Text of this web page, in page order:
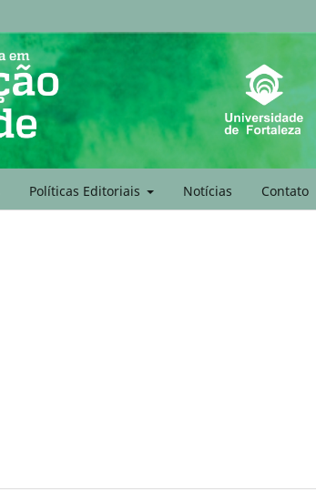
Políticas Editoriais Notícias Contato